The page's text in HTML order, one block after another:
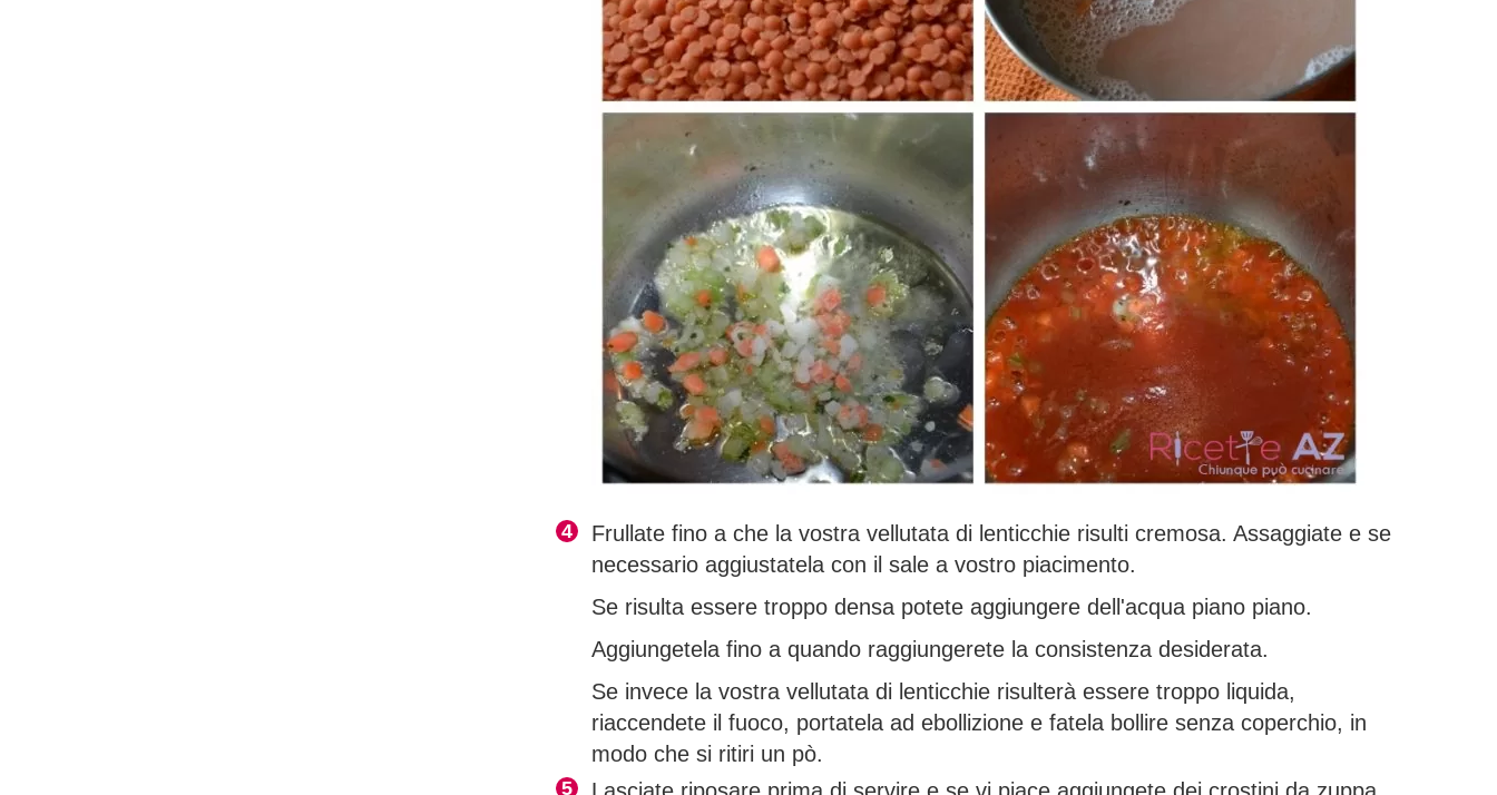
Frullate fino a che la vostra vellutata di lenticchie risulti cremosa. Assaggiate e se
necessarioaggiustatela con il sale a vostro piacimento.
Se risulta essere troppo densa potete aggiungere dell'acqua piano piano.
Aggiungetela fino a quando raggiungerete la consistenza desiderata.
Se invece la vostra vellutata di lenticchie risulterà essere troppo liquida,
riaccendete il fuoco, portatela ad ebollizione e fatela bollire senza coperchio, in
modo che si ritiri un pò.